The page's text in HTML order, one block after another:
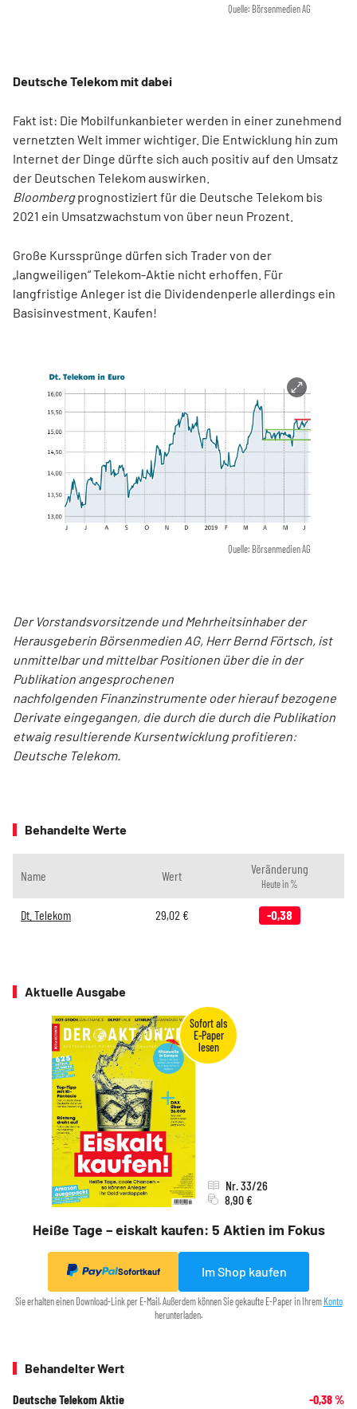
Quelle: Börsenmedien AG
Deutsche Telekom mit dabei
Fakt ist: Die Mobilfunkanbieter werden in einer zunehmend
vernetzten Welt immer wichtiger. Die Entwicklung hin zum
Internet der Dinge dürfte sich auch positiv auf den Umsatz
der Deutschen Telekom auswirken.
Bloombergprognostiziert für die Deutsche Telekom bis
2021 ein Umsatzwachstum von über neun Prozent.
Große Kurssprünge dürfen sich Trader von der
„langweiligen“ Telekom-Aktie nicht erhoffen. Für
langfristige Anleger ist die Dividendenperle allerdings ein
Basisinvestment. Kaufen!
Quelle: Börsenmedien AG
Der Vorstandsvorsitzende und Mehrheitsinhaber der
Herausgeberin Börsenmedien AG, Herr Bernd Förtsch, ist
unmittelbar und mittelbar Positionen über die in der
Publikation angesprochenen
nachfolgenden Finanzinstrumente oder hierauf bezogene
Derivate eingegangen, die durch die durch die Publikation
etwaig resultierende Kursentwicklung profitieren:
Deutsche Telekom.
Behandelte Werte
Name Wert Veränderung
Heute in %
Dt. Telekom 29,02 € -0,38
Aktuelle Ausgabe
Heiße Tage – eiskalt kaufen: 5 Aktien im Fokus
Nr. 33/26
8,90 €
Sofortkauf Im Shop kaufen
Sie erhalten einen Download-Link per E-Mail. Außerdem können Sie gekaufte E-Paper in IhremKonto
herunterladen.
Behandelter Wert
Deutsche Telekom Aktie -0,38%